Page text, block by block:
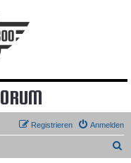
Anmelden
Registrieren